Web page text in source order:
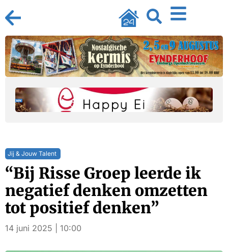
Jij & Jouw Talent
“Bij Risse Groep leerde ik
negatief denken omzetten
tot positief denken”
14 juni 2025 | 10:00